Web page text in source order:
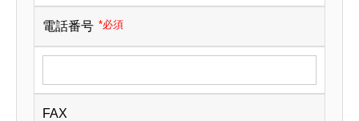
電話番号 *必須
FAX